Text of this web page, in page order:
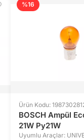
%16
Ürün Kodu:
BOSCH Ampül
21W Py21W
Uyumlu Araçlar: